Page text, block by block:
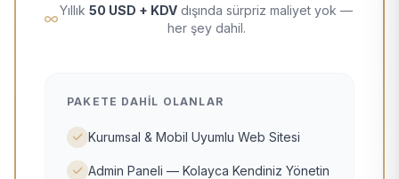
Yıllık 50 USD + KDV dışında sürpriz maliyet yok —
her şey dahil.
PAKETE DAHIL OLANLAR
Kurumsal & Mobil Uyumlu Web Sitesi
Admin Paneli — Kolayca Kendiniz Yönetin